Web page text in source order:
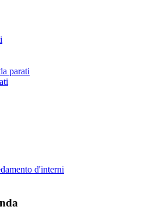
parati
d'interni